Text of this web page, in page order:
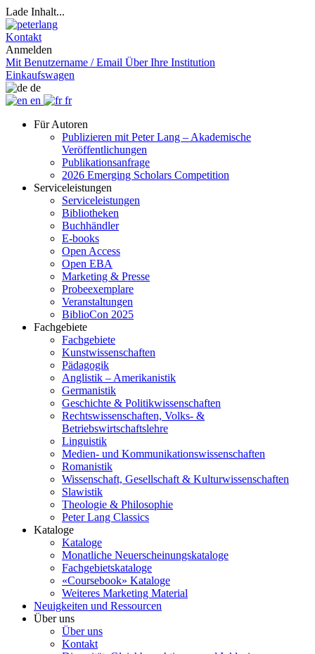
Lade Inhalt...
Kontakt
Anmelden
Mit Benutzername / Email Über Ihre Institution
Einkaufswagen
de
en
fr
Für Autoren
Publizieren mit Peter Lang – Akademische
Veröffentlichungen
Publikationsanfrage
2026 Emerging Scholars Competition
Serviceleistungen
Serviceleistungen
Bibliotheken
Buchhändler
E-books
Open Access
Open EBA
Marketing & Presse
Probeexemplare
Veranstaltungen
BiblioCon 2025
Fachgebiete
Fachgebiete
Kunstwissenschaften
Pädagogik
Anglistik – Amerikanistik
Germanistik
Geschichte & Politikwissenschaften
Rechtswissenschaften, Volks- &
Betriebswirtschaftslehre
Linguistik
Medien- und Kommunikationswissenschaften
Romanistik
Wissenschaft, Gesellschaft & Kulturwissenschaften
Slawistik
Theologie & Philosophie
Peter Lang Classics
Kataloge
Kataloge
Monatliche Neuerscheinungskataloge
Fachgebietskataloge
«Coursebook» Kataloge
Weiteres Marketing Material
Neuigkeiten und Ressourcen
Über uns
Über uns
Kontakt